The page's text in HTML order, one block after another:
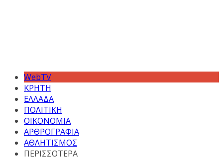
WebTV
ΚΡΗΤΗ
ΕΛΛΑΔΑ
ΠΟΛΙΤΙΚΗ
ΟΙΚΟΝΟΜΙΑ
ΑΡΘΡΟΓΡΑΦΙΑ
ΑΘΛΗΤΙΣΜΟΣ
ΠΕΡΙΣΣΟΤΕΡΑ